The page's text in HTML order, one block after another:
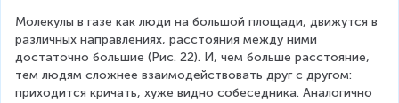
Молекулы в газе как люди на большой площади, движутся в
различных направлениях, расстояния между ними
достаточно большие (Рис. 22). И, чем больше расстояние,
тем людям сложнее взаимодействовать друг с другом:
приходится кричать, хуже видно собеседника. Аналогично